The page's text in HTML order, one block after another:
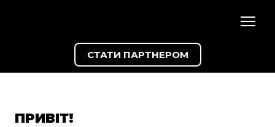
СТАТИ ПАРТНЕРОМ
ПРИВІТ!